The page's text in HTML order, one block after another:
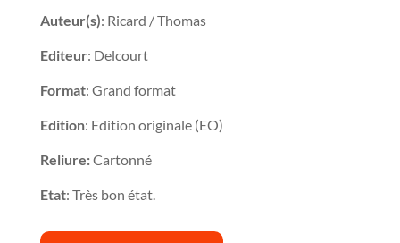
Auteur(s): Ricard / Thomas
Editeur: Delcourt
Format: Grand format
Edition: Edition originale (EO)
Reliure:Cartonné
Etat: Très bon état.